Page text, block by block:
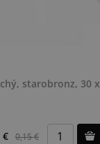
starobronz, 30
€ 0,15 €